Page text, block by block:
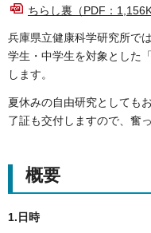
ちらし裏（PDF：
兵庫県立健康科学研究所で
学生・中学生を対象とした
します。
夏休みの自由研究としても
了証も交付しますので、奮
概要
1.日時